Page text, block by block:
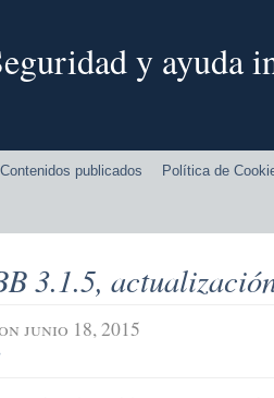
y ayuda
Contenidos publicados Política de
3.1.5,
junio 18, 2015